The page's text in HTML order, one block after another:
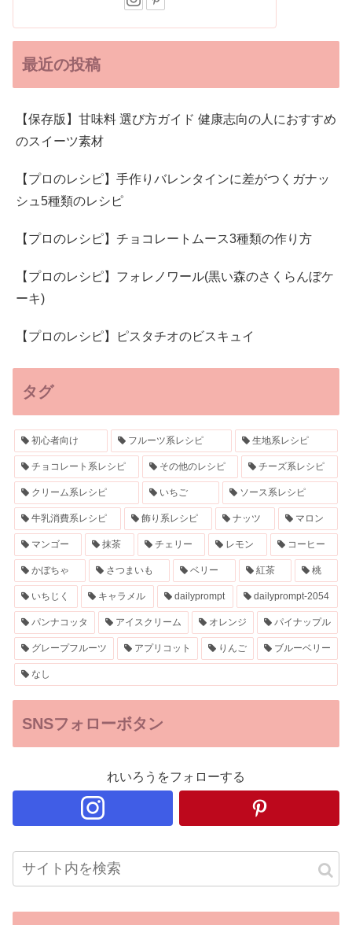
最近の投稿
【保存版】甘味料 選び方ガイド 健康志向の人におすすめ
のスイーツ素材
【プロのレシピ】手作りバレンタインに差がつくガナッ
シュ5種類のレシピ
【プロのレシピ】チョコレートムース3種類の作り方
【プロのレシピ】フォレノワール(黒い森のさくらんぼケ
ーキ)
【プロのレシピ】ピスタチオのビスキュイ
タグ
初心者向け フルーツ系レシピ 生地系レシピ
チョコレート系レシピ その他のレシピ チーズ系レシピ
クリーム系レシピ いちご ソース系レシピ
牛乳消費系レシピ 飾り系レシピ ナッツ マロン
マンゴー 抹茶 チェリー レモン コーヒー
かぼちゃ さつまいも ベリー 紅茶 桃
いちじく キャラメル dailyprompt dailyprompt-2054
パンナコッタ アイスクリーム オレンジ パイナップル
グレープフルーツ アプリコット りんご ブルーベリー
なし
SNSフォローボタン
れいろうをフォローする